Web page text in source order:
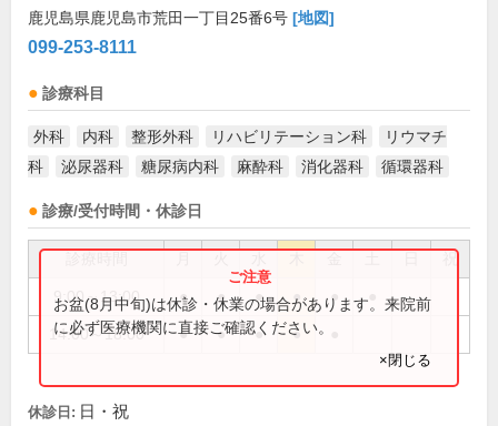
鹿児島県鹿児島市荒田一丁目25番6号 [地図]
099-253-8111
診療科目
外科 内科 整形外科 リハビリテーション科
リウマチ
科
泌尿器科 糖尿病内科 麻酔科 消化器科 循環器科
診療/受付時間・休診日
祝
9:00～13:00 ● ● ● ● ●
14:00～18:00 ● ● ● ●
お盆(8月中旬)は休診・休業の場合があります。来院前
に必ず医療機関に直接ご確認ください。
×閉じる
休診日: 日・祝